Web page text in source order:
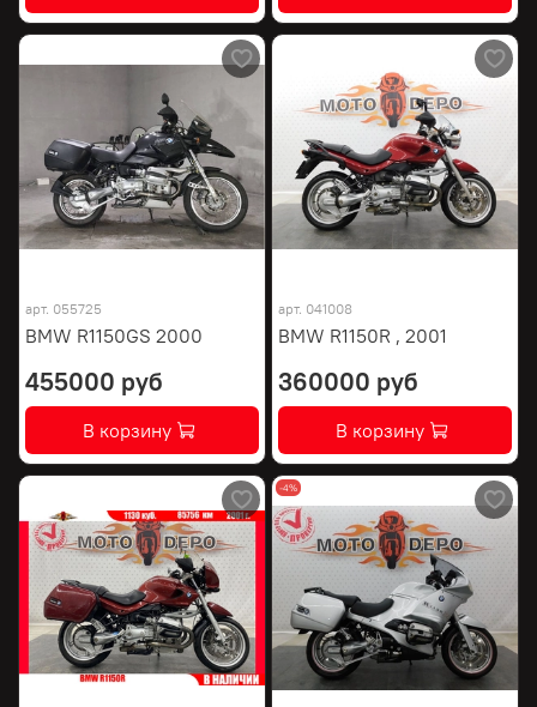
арт. 055725
BMW R1150GS 2000
455000 руб
В корзину
арт. 041008
BMW R1150R , 2001
360000 руб
В корзину
-4%